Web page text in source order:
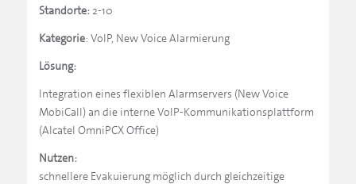
Standorte: 2-10
Kategorie: VoIP, New Voice Alarmierung
Lösung:
Integration eines flexiblen Alarmservers (New Voice
MobiCall) an die interne VoIP-Kommunikationsplattform
(Alcatel OmniPCX Office)
Nutzen:
schnellere Evakuierung möglich durch gleichzeitige